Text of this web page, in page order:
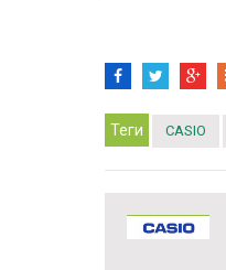
Теги CASIO